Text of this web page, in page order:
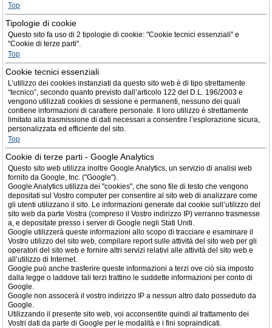
Top
Tipologie di cookie
Questo sito fa uso di 2 tipologie di cookie: "Cookie tecnici essenziali" e
"Cookie di terze parti".
Top
Cookie tecnici essenziali
L’utilizzo dei cookies instanziati da questo sito web è di tipo strettamente
“tecnico”, secondo quanto previsto dall’articolo 122 del D.L. 196/2003 e
vengono utilizzati cookies di sessione e permanenti, nessuno dei quali
contiene informazioni di carattere personale. Il loro utilizzo è strettamente
limitato alla trasmissione di dati necessari a consentire l’esplorazione sicura,
personalizzata ed efficiente del sito.
Top
Cookie di terze parti - Google Analytics
Questo sito web utilizza inoltre Google Analytics, un servizio di analisi web
fornito da Google, Inc. ("Google").
Google Analytics utilizza dei "cookies", che sono file di testo che vengono
depositati sul Vostro computer per consentire al sito web di analizzare come
gli utenti utilizzano il sito. Le informazioni generate dal cookie sull’utilizzo del
sito web da parte Vostra (compreso il Vostro indirizzo IP) verranno trasmesse
a, e depositate presso i server di Google negli Stati Uniti.
Google utilizzerà queste informazioni allo scopo di tracciare e esaminare il
Vostro utilizzo del sito web, compilare report sulle attività del sito web per gli
operatori del sito web e fornire altri servizi relativi alle attività del sito web e
all’utilizzo di Internet.
Google può anche trasferire queste informazioni a terzi ove ciò sia imposto
dalla legge o laddove tali terzi trattino le suddette informazioni per conto di
Google.
Google non assocerà il vostro indirizzo IP a nessun altro dato posseduto da
Google.
Utilizzando il presente sito web, voi acconsentite quindi al trattamento dei
Vostri dati da parte di Google per le modalità e i fini sopraindicati.